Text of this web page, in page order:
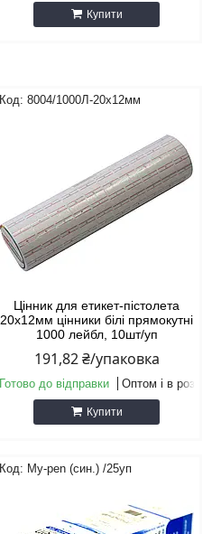
Купити
8004/1000Л-20х12мм
Цінник для етикет-пістолета
20х12мм цінники білі прямокутні
1000 лейбл, 10шт/уп
191,82 ₴/упаковка
Готово до відправки Оптом і в роздріб
Купити
My-pen (син.) /25уп